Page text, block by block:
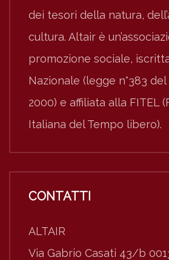
dei tesori della natura,
cultura. Altair è
promozione sociale,
Nazionale (legge n°383
2000) e affiliata alla FITEL
Italiana del Tempo libero).
CONTATTI
ALTAIR
Via Gabrio Casati 43/b